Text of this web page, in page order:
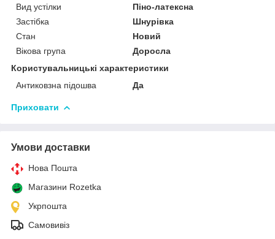
Вид устілки
Піно-латексна
Застібка
Шнурівка
Стан
Новий
Вікова група
Доросла
Користувальницькі характеристики
Антиковзна підошва
Да
Приховати
Умови доставки
Нова Пошта
Магазини Rozetka
Укрпошта
Самовивіз